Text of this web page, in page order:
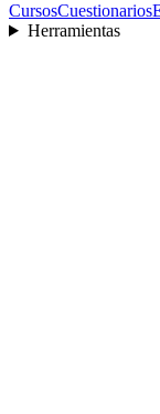
CursosCuestionarios
Herramientas